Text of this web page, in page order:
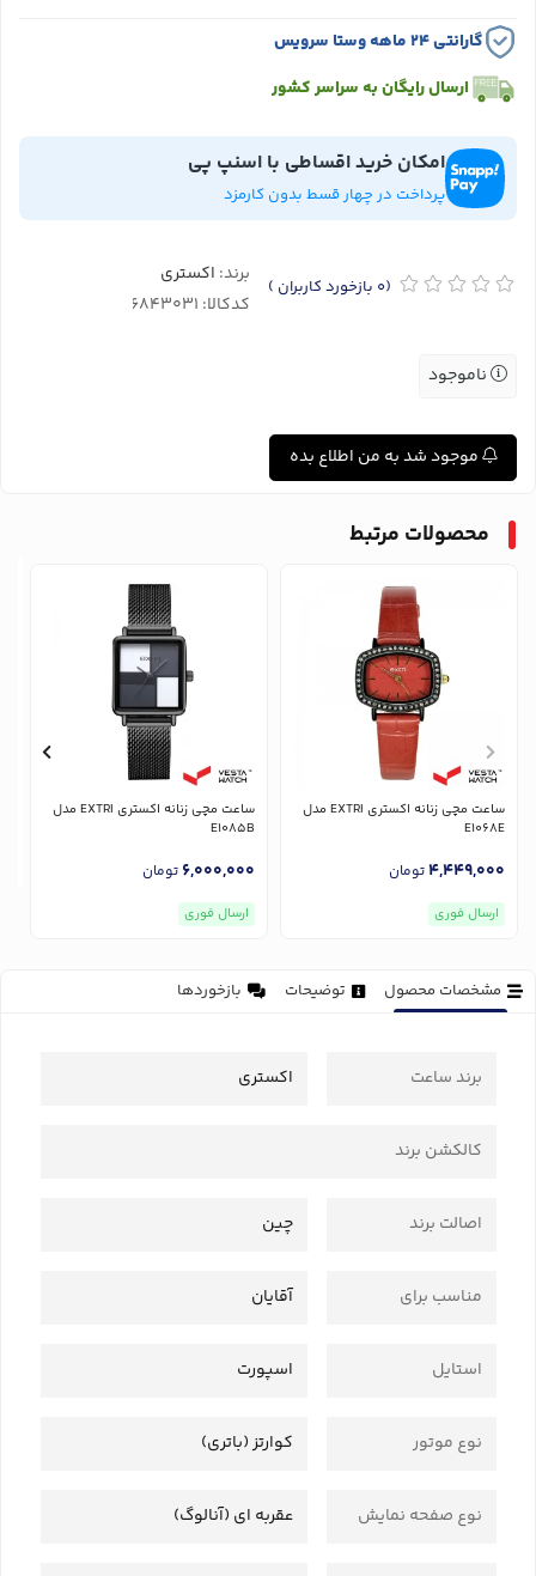
گارانتی ۲۴ ماهه وستا سرویس
ارسال رایگان به سراسر کشور
امکان خرید اقساطی با اسنپ پی
پرداخت در چهار قسط بدون کارمزد
(0 بازخورد کاربران ) برند: اکستری
کدکالا:
ناموجود
موجود شد به من اطلاع بده
محصولات مرتبط
ساعت مچی زنانه اکستری EXTRI مدل
E1068E
4,449,000تومان
ارسال فوری
ساعت مچی زنانه اکستری EXTRI مدل
E1085B
6,000,000 تومان
ارسال فوری
مشخصات محصول توضیحات بازخوردها
برند ساعت اکستری
کالکشن برند
اصالت برند چین
مناسب برای آقایان
استایل اسپورت
نوع موتور کوارتز (باتری)
نوع صفحه نمایش عقربه ای (آنالوگ)